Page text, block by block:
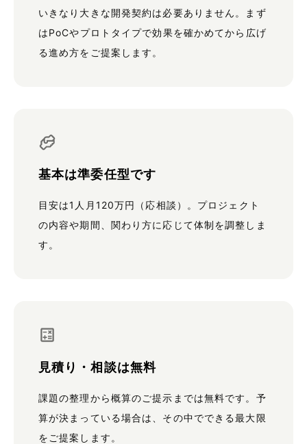
いきなり大きな開発契約は必要ありません。まず
はPoCやプロトタイプで効果を確かめてから広げ
る進め方をご提案します。
基本は準委任型です
目安は1人月120万円（応相談）。プロジェクト
の内容や期間、関わり方に応じて体制を調整しま
す。
見積り・相談は無料
課題の整理から概算のご提示までは無料です。予
算が決まっている場合は、その中でできる最大限
をご提案します。